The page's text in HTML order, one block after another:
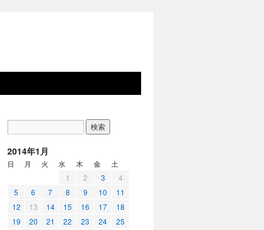
2014年1月
日 月 火 水 木 金 土
1 2 3
4
5
6 7 8 9 10
11
12
13 14 15 16 17
18
19
20 21 22 23 24
25